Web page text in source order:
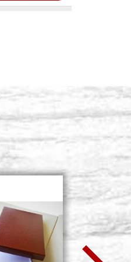
5 - COD. P0020T
- COD. P0021T
5 - COD. P0022T